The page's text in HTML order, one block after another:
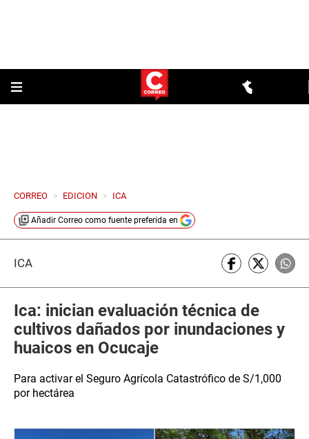
CORREO > EDICION > ICA
Añadir Correo como fuente preferida en
ICA
Ica: inician evaluación técnica de
cultivos dañados por inundaciones y
huaicos en Ocucaje
Para activar el Seguro Agrícola Catastrófico de S/1,000
por hectárea